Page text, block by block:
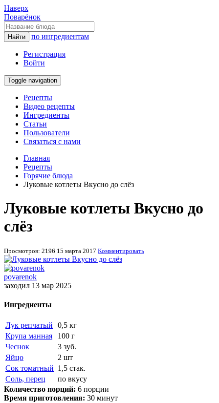
Наверх
Поварёнок
Найти по ингредиентам
Регистрация
Войти
Toggle navigation
Рецепты
Видео рецепты
Ингредиенты
Статьи
Пользователи
Связаться с нами
Главная
Рецепты
Горячие блюда
Луковые котлеты Вкусно до слёз
Луковые котлеты Вкусно до
слёз
Просмотров: 2196 15 марта 2017 Комментировать
povarenok
заходил 13 мар 2025
Ингредиенты
Лук репчатый
0,5 кг
Крупа манная
100 г
Чеснок
3 зуб.
Яйцо
2 шт
Сок томатный 1,5 стак.
Соль, перец
по вкусу
Количество порций: 6 порции
Время приготовления: 30 минут